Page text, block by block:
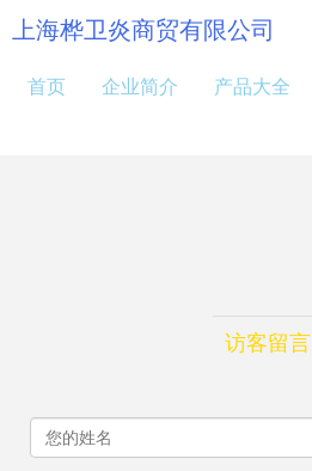
上海桦卫炎商贸有限公司
首页 企业简介 产品大全
访客留言